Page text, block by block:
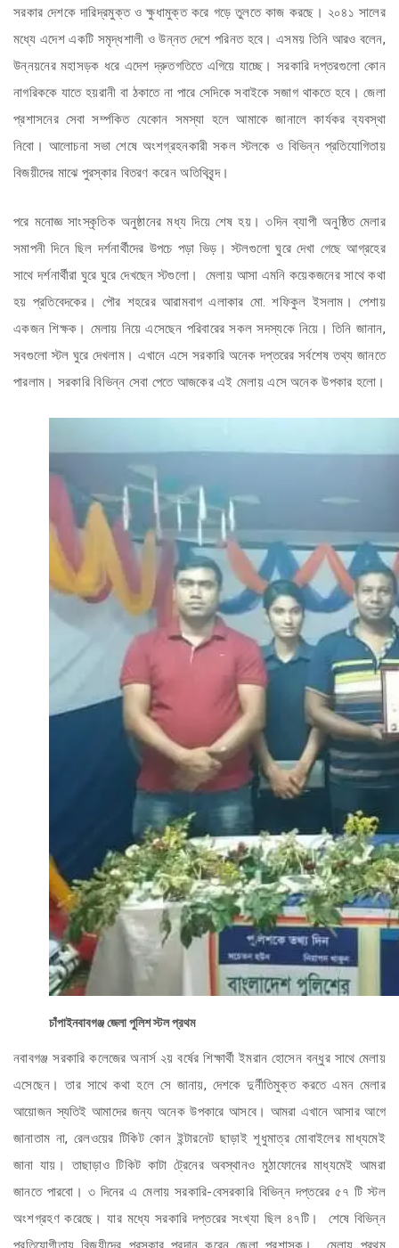
সরকার দেশকে দারিদ্রমুক্ত ও ক্ষুধামুক্ত করে গড়ে তুলতে কাজ করছে। ২০৪১ সালের
মধ্যে এদেশ একটি সমৃদ্ধশালী ও উন্নত দেশে পরিনত হবে। এসময় তিনি আরও বলেন,
উন্নয়নের মহাসড়ক ধরে এদেশ দ্রুতগতিতে এগিয়ে যাচ্ছে। সরকারি দপ্তরগুলো কোন
নাগরিককে যাতে হয়রানী বা ঠকাতে না পারে সেদিকে সবাইকে সজাগ থাকতে হবে। জেলা
প্রশাসনের সেবা সর্ম্পকিত যেকোন সমস্যা হলে আমাকে জানালে কার্যকর ব্যবস্থা
নিবো। আলোচনা সভা শেষে অংশগ্রহনকারী সকল স্টলকে ও বিভিন্ন প্রতিযোগিতায়
বিজয়ীদের মাঝে পুরস্কার বিতরণ করেন অতিথিবৃন্দ।
পরে মনোজ্ঞ সাংস্কৃতিক অনুষ্ঠানের মধ্য দিয়ে শেষ হয়। ৩দিন ব্যাপী অনুষ্ঠিত মেলার
সমাপনী দিনে ছিল দর্শনার্থীদের উপচে পড়া ভিড়। স্টলগুলো ঘুরে দেখা গেছে আগ্রহের
সাথে দর্শনার্থীরা ঘুরে ঘুরে দেখছেন স্টগুলো। মেলায় আসা এমনি কয়েকজনের সাথে কথা
হয় প্রতিবেদকের। পৌর শহরের আরামবাগ এলাকার মো. শফিকুল ইসলাম। পেশায়
একজন শিক্ষক। মেলায় নিয়ে এসেছেন পরিবারের সকল সদস্যকে নিয়ে। তিনি জানান,
সবগুলো স্টল ঘুরে দেখলাম। এখানে এসে সরকারি অনেক দপ্তরের সর্বশেষ তথ্য জানতে
পারলাম। সরকারি বিভিন্ন সেবা পেতে আজকের এই মেলায় এসে অনেক উপকার হলো।
চাঁপাইনবাবগঞ্জ জেলা পুলিশ স্টল প্রথম
নবাবগঞ্জ সরকারি কলেজের অনার্স ২য় বর্ষের শিক্ষার্থী ইমরান হোসেন বন্ধুর সাথে মেলায়
এসেছেন। তার সাথে কথা হলে সে জানায়, দেশকে দুর্নীতিমুক্ত করতে এমন মেলার
আয়োজন স্যতিই আমাদের জন্য অনেক উপকারে আসবে। আমরা এখানে আসার আগে
জানাতাম না, রেলওয়ের টিকিট কোন ইন্টারনেট ছাড়াই শূধুমাত্র মোবাইলের মাধ্যমেই
জানা যায়। তাছাড়াও টিকিট কাটা ট্রেনের অবস্থানও মুঠাফোনের মাধ্যমেই আমরা
জানতে পারবো। ৩ দিনের এ মেলায় সরকারি-বেসরকারি বিভিন্ন দপ্তরের ৫৭ টি স্টল
অংশগ্রহণ করেছে। যার মধ্যে সরকারি দপ্তরের সংখ্যা ছিল ৪৭টি। শেষে বিভিন্ন